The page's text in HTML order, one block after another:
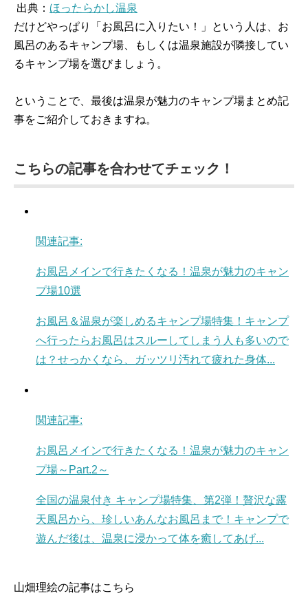
出典： ほったらかし温泉
だけどやっぱり「お風呂に入りたい！」という人は、お
風呂のあるキャンプ場、もしくは温泉施設が隣接してい
るキャンプ場を選びましょう。
ということで、最後は温泉が魅力のキャンプ場まとめ記
事をご紹介しておきますね。
こちらの記事を合わせてチェック！
関連記事:
お風呂メインで行きたくなる！温泉が魅力のキャン
プ場10選
お風呂＆温泉が楽しめるキャンプ場特集！キャンプ
へ行ったらお風呂はスルーしてしまう人も多いので
は？せっかくなら、ガッツリ汚れて疲れた身体...
関連記事:
お風呂メインで行きたくなる！温泉が魅力のキャン
プ場～Part.2～
全国の温泉付き キャンプ場特集、第2弾！贅沢な露
天風呂から、珍しいあんなお風呂まで！キャンプで
遊んだ後は、温泉に浸かって体を癒してあげ...
山畑理絵の記事はこちら